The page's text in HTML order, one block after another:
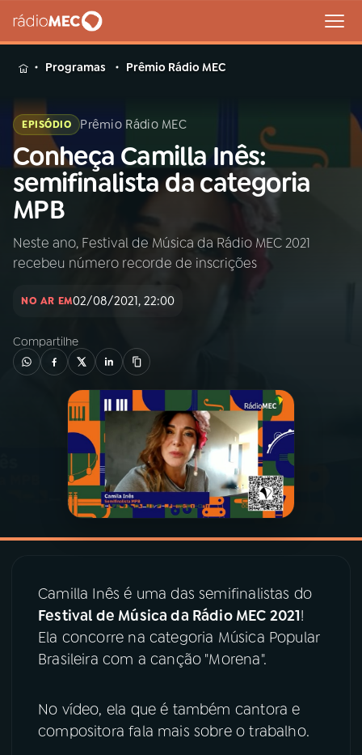
MENU
Buscar
na
Rádio
MEC
Buscar
Início AO VIVO
INÍCIO
02A RÁDIO
PROGRAMAÇÃO
PROGRAMAS
PODCASTS
07ÚLTIMAS
08PRÊMIO RÁDIO MEC
ACOMPANHE A RÁDIO MEC
Programas Prêmio Rádio MEC
EPISÓDIO Prêmio Rádio MEC
Conheça Camilla Inês:
semifinalista da categoria
MPB
Neste ano, Festival de Música da Rádio MEC 2021
recebeu número recorde de inscrições
NO AR EM02/08/2021, 22:00
Compartilhe
Camilla Inês é uma das semifinalistas do
Festival de Música da Rádio MEC 2021!
Ela concorre na categoria Música Popular
Brasileira com a canção "Morena".
No vídeo, ela que é também cantora e
compositora fala mais sobre o trabalho.